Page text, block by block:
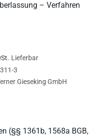
– Verfahren
(§§ 1361b, 1568a BGB,
Lieferbar
3
Gieseking GmbH